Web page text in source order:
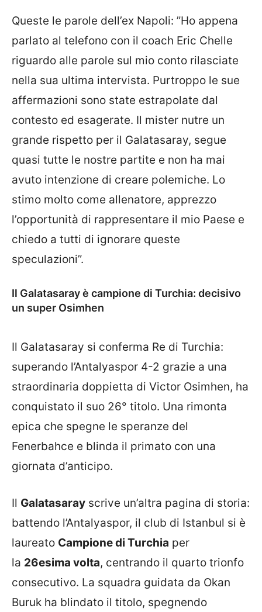
Queste le parole dell’ex Napoli: ​”Ho appena
parlato al telefono con il coach Eric Chelle
riguardo alle parole sul mio conto rilasciate
nella sua ultima intervista. Purtroppo le sue
affermazioni sono state estrapolate dal
contesto ed esagerate. Il mister nutre un
grande rispetto per il Galatasaray, segue
quasi tutte le nostre partite e non ha mai
avuto intenzione di creare polemiche. Lo
stimo molto come allenatore, apprezzo
l’opportunità di rappresentare il mio Paese e
chiedo a tutti di ignorare queste
speculazioni”.
Il Galatasaray è campione di Turchia: decisivo
un super Osimhen
Il Galatasaray si conferma Re di Turchia:
superando l’Antalyaspor 4-2 grazie a una
straordinaria doppietta di Victor Osimhen, ha
conquistato il suo 26° titolo. Una rimonta
epica che spegne le speranze del
Fenerbahce e blinda il primato con una
giornata d’anticipo.
Il Galatasaray scrive un’altra pagina di storia:
battendo l’Antalyaspor, il club di Istanbul si è
laureato Campione di Turchia per
la 26esima volta, centrando il quarto trionfo
consecutivo. La squadra guidata da Okan
Buruk ha blindato il titolo, spegnendo